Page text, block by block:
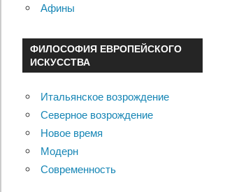
Афины
ФИЛОСОФИЯ ЕВРОПЕЙСКОГО
ИСКУССТВА
Итальянское возрождение
Северное возрождение
Новое время
Модерн
Современность